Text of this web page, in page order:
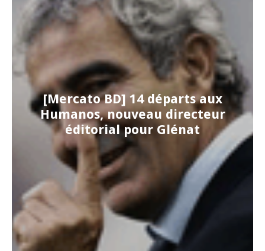
[Mercato BD] 14 départs aux
Humanos, nouveau directeur
éditorial pour Glénat